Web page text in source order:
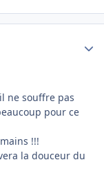
ne souffre pas
pour ce
!!!
la douceur du